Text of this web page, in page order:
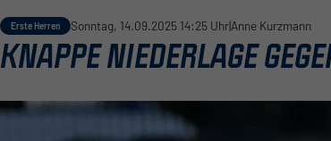
Erste Herren Sonntag, 14.09.2025 14:25 Uhr|Anne Kurzmann
KNAPPE NIEDERLAGE